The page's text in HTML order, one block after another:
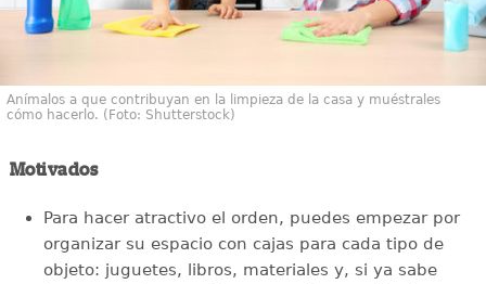
Anímalos a que contribuyan en la limpieza de la casa y muéstrales
cómo hacerlo. (Foto: Shutterstock)
Motivados
Para hacer atractivo el orden, puedes empezar por
organizar su espacio con cajas para cada tipo de
objeto: juguetes, libros, materiales y, si ya sabe